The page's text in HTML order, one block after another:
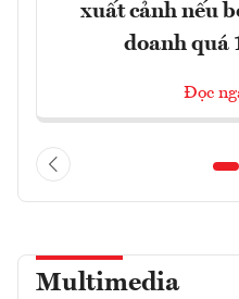
xuất cảnh nếu
doanh quá
Đọc
Multimedia